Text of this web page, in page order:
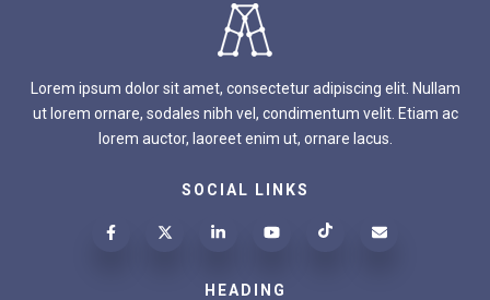
Lorem ipsum dolor sit amet, consectetur adipiscing elit. Nullam
ut lorem ornare, sodales nibh vel, condimentum velit. Etiam ac
lorem auctor, laoreet enim ut, ornare lacus.
SOCIAL LINKS
HEADING